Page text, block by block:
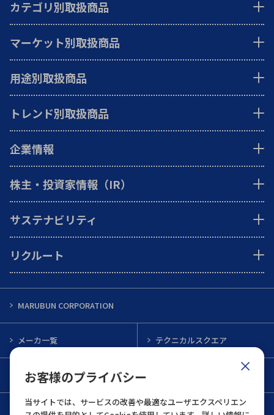
お客様のプライバシー
当サイトでは、サービスの改善や最適なユーザエクスペリエン
カテゴリ別取扱商品
マーケット別取扱商品
用途別取扱商品
トレンド別取扱商品
企業情報
株主・投資家情報（IR）
サステナビリティ
リクルート
MARUBUN CORPORATION
メーカ一覧 テクニカルスクエア
インフォメーション
お問い合わせ